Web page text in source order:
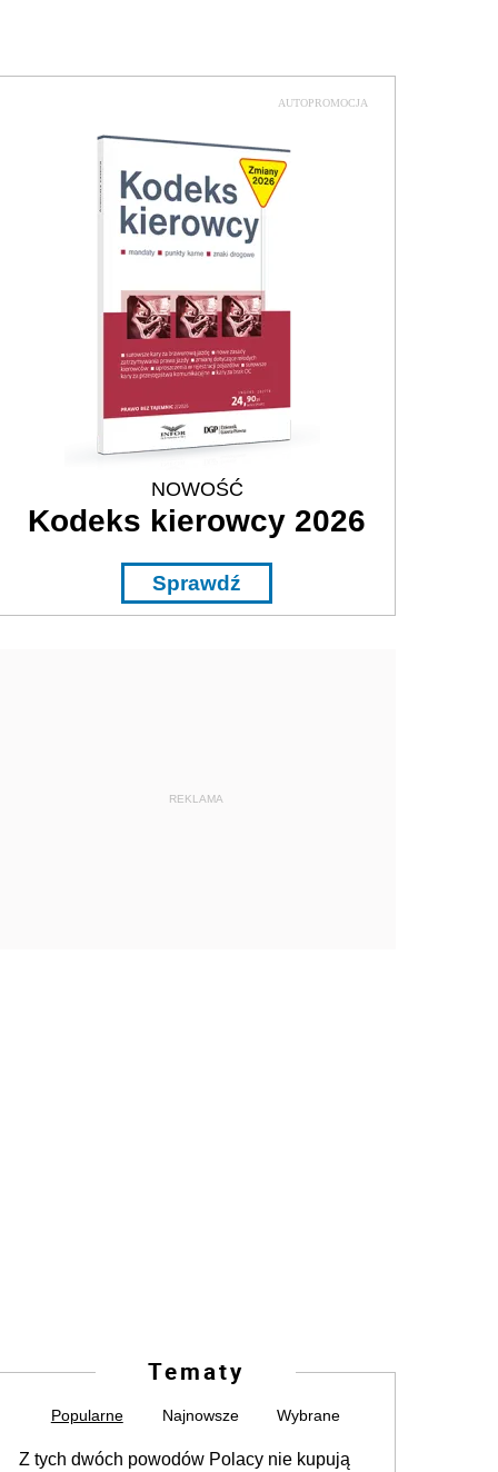
AUTOPROMOCJA
NOWOŚĆ
Kodeks kierowcy 2026
Sprawdź
REKLAMA
Tematy
Popularne Najnowsze Wybrane
Z tych dwóch powodów Polacy nie kupują